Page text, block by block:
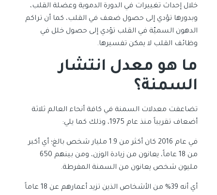
خلال إحداث تغييرات في الدورة الدموية وعضلة القلب،
وبدورها تؤدي إلى حصول ضعف في القلب، كما أن تراكم
الدهون السميّة في القلب تؤدي إلى حصول خلل في
وظائف القلب لا يمكن تفسيرها.
ما هو معدل انتشار
السمنة؟
تضاعفت معدلات السمنة في كافة أنحاء العالم ثلاثة
أضعاف تقريباً منذ عام 1975، وذلك كما يلي:
في عام 2016 كان أكثر من 1.9 مليار شخص بالغ؛ أي أكبر
من 18 عاماً، يعانون من زيادة الوزن، ومن بينهم 650
مليون شخص يعانون من السمنة المفرطة.
أي أنه 39% من الأشخاص الذين تزيد أعمارهم عن 18 عاماً